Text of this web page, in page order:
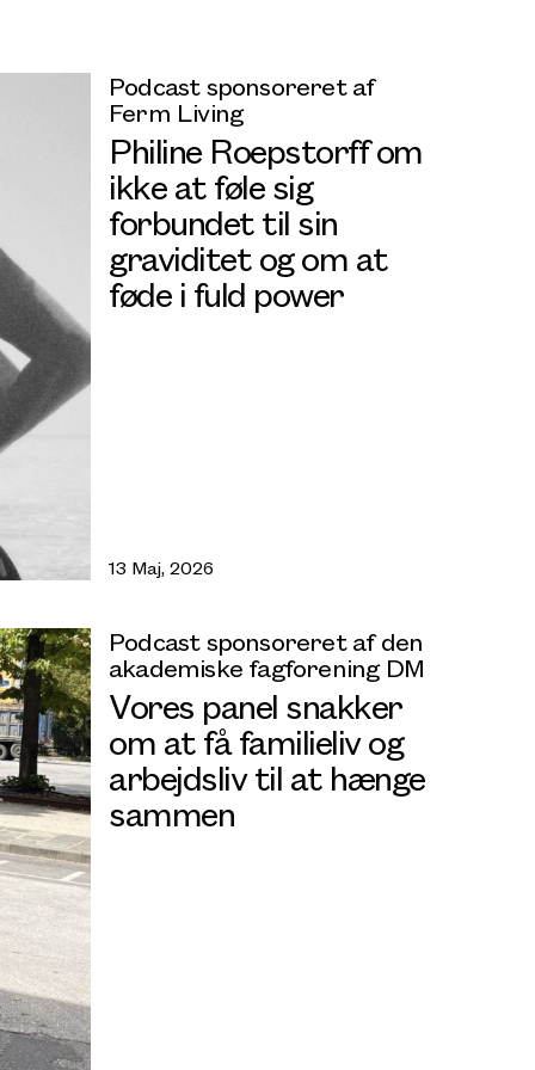
Podcast sponsoreret af
Ferm Living
Philine Roepstorff om
ikke at føle sig
forbundet til sin
graviditet og om at
føde i fuld power
13 Maj, 2026
Podcast sponsoreret af den
akademiske fagforening DM
Vores panel snakker
om at få familieliv og
arbejdsliv til at hænge
sammen